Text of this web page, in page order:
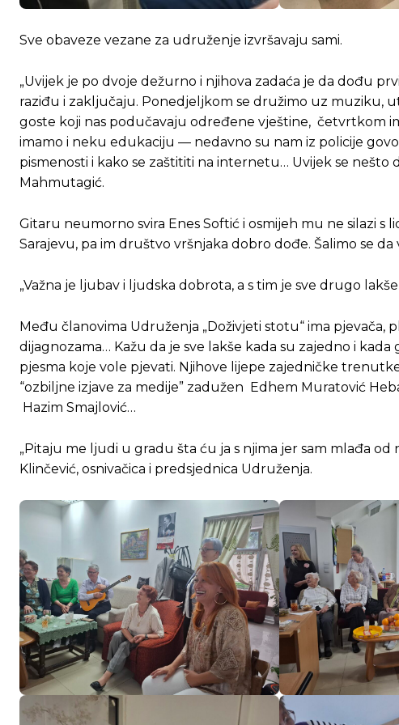
Sve obaveze vezane za udruženje izvršavaju sami.
„Uvijek je po dvoje dežurno i njihova zadaća je da dođu
raziđu i zaključaju. Ponedjeljkom se družimo uz muziku,
goste koji nas podučavaju određene vještine, četvrtkom
imamo i neku edukaciju — nedavno su nam iz policije
pismenosti i kako se zaštititi na internetu… Uvijek se nešto
Mahmutagić.
Gitaru neumorno svira Enes Softić i osmijeh mu ne silazi s
Sarajevu, pa im društvo vršnjaka dobro dođe. Šalimo se
„Važna je ljubav i ljudska dobrota, a s tim je sve drugo
Među članovima Udruženja „Doživjeti stotu“ ima pjevača,
dijagnozama… Kažu da je sve lakše kada su zajedno i
pjesma koje vole pjevati. Njihove lijepe zajedničke
“ozbiljne izjave za medije” zadužen Edhem Muratović
Hazim Smajlović…
„Pitaju me ljudi u gradu šta ću ja s njima jer sam mlađa od
Klinčević, osnivačica i predsjednica Udruženja.